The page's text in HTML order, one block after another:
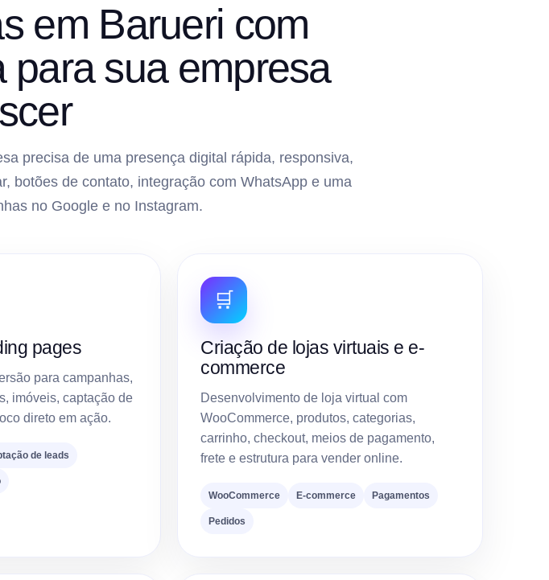
em Barueri com
para sua empresa
precisa de uma presença digital rápida, responsiva,
botões de contato, integração com WhatsApp e uma
no Google e no Instagram.
pages
para campanhas,
imóveis, captação de
direto em ação.
de leads
🛒
Criação de lojas virtuais e e-
commerce
Desenvolvimento de loja virtual com
WooCommerce, produtos, categorias,
carrinho, checkout, meios de pagamento,
frete e estrutura para vender online.
WooCommerce E-commerce Pagamentos
Pedidos